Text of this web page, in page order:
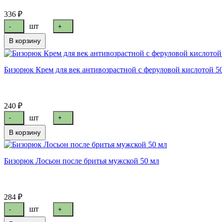
336 ₽
- шт +
В корзину
Бизорюк Крем для век антивозрастной с феруловой кислотой
240 ₽
- шт +
В корзину
Бизорюк Лосьон после бритья мужской 50 мл
284 ₽
- шт +